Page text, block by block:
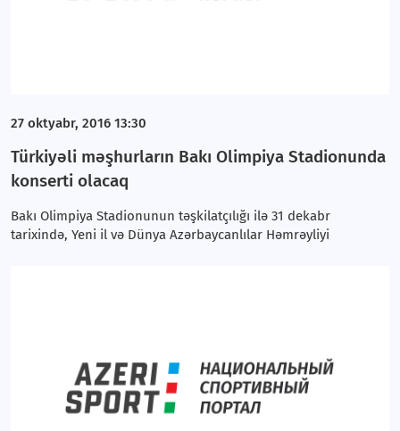
27 oktyabr, 2016 13:30
Türkiyəli məşhurların Bakı Olimpiya Stadionunda
konserti olacaq
Bakı Olimpiya Stadionunun təşkilatçılığı ilə 31 dekabr
tarixində, Yeni il və Dünya Azərbaycanlılar Həmrəyliyi